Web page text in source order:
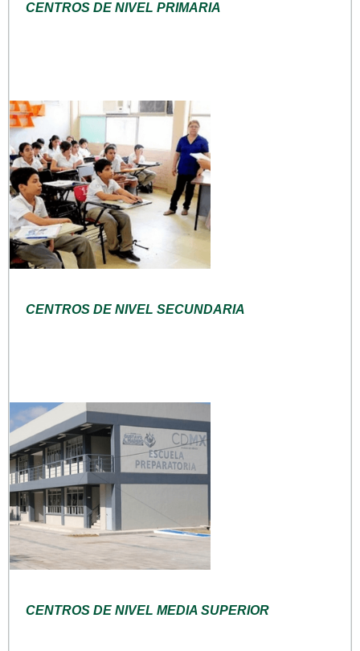
CENTROS DE NIVEL PRIMARIA
CENTROS DE NIVEL SECUNDARIA
CENTROS DE NIVEL MEDIA SUPERIOR